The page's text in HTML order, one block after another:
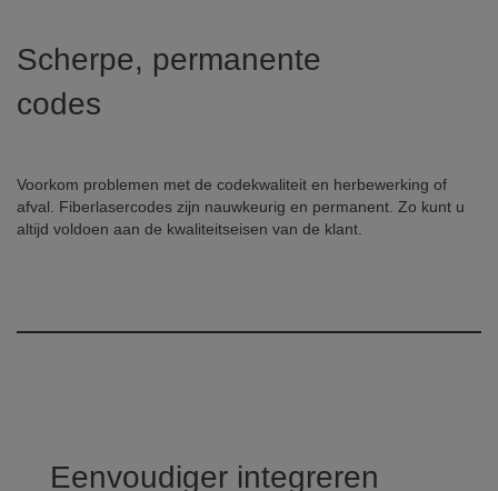
Scherpe, permanente
codes
Voorkom problemen met de codekwaliteit en herbewerking of
afval. Fiberlasercodes zijn nauwkeurig en permanent. Zo kunt u
altijd voldoen aan de kwaliteitseisen van de klant.
Eenvoudiger integreren